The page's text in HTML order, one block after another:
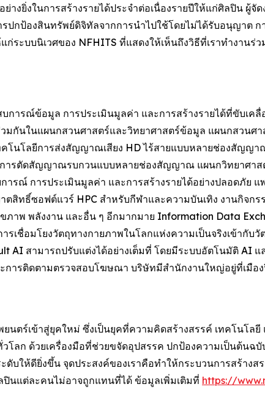
งยิ่งในการสร้างรายได้ประจำต่อเนื่องรายปีให้แก่ศิลปิน ผู้จั
กป้องสินทรัพย์ดิจิทัลจากการนำไปใช้โดยไม่ได้รับอนุญาต ก
ระบบนิเวศของ NFHITS ที่แสดงให้เห็นถึงวิธีที่เราทำงาน
การณ์ข้อมูล การประเมินมูลค่า และการสร้างรายได้ที่ขับเ
กันในแผนกสวนศาสตร์และวิทยาศาสตร์ข้อมูล แผนกสวนศ
โนโลยีการส่งสัญญาณเสียง HD ไร้สายแบบหลายช่องสัญญ
การตัดสัญญาณรบกวนแบบหลายช่องสัญญาณ แผนกวิทยาศา
ารณ์ การประเมินมูลค่า และการสร้างรายได้อย่างปลอดภัย
ทธิ์ซอฟต์แวร์ HPC สำหรับกีฬาและความบันเทิง งานกิจก
ภาพ พลังงาน และอื่น ๆ อีกมากมาย Information Data
ชื่อมโยงวัตถุทางกายภาพในโลกแห่งความเป็นจริงเข้ากับวั
สามารถปรับแต่งได้อย่างเต็มที่ โดยมีระบบอัตโนมัติ AI
ารติดตามตรวจสอบโฆษณา บริษัทมีสำนักงานใหญ่อยู่ที่เมือง
ตร์เข้าสู่ยุคใหม่ ซึ่งเป็นยุคที่ความคิดสร้างสรรค์ เทคโนโลยี
ลก ด้วยเครื่องมือที่ช่วยขจัดอุปสรรค ปกป้องความเป็นต้นฉ
บให้ดียิ่งขึ้น จุดประสงค์ของเราคือทำให้กระบวนการสร้างส
นแต่ละคนไม่อาจถูกแทนที่ได้ ข้อมูลเพิ่มเติมที่ https://